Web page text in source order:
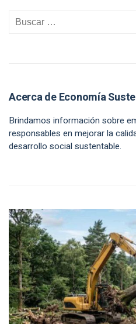
Acerca de Economía
Brindamos información sobre
responsables en mejorar la
desarrollo social sustentable.